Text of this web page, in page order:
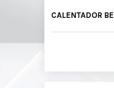
CALENTADOR